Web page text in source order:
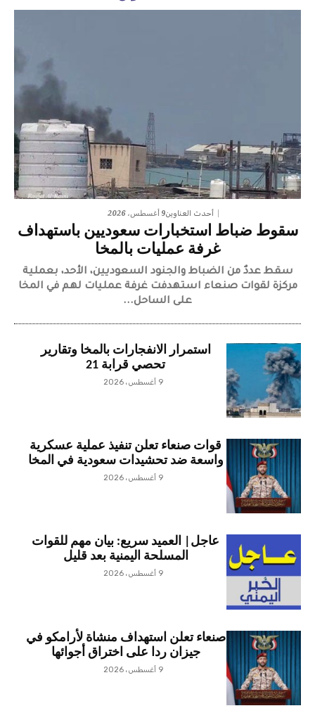
أحدث العناوين9 أغسطس، 2026
سقوط ضباط استخبارات سعوديين باستهداف
غرفة عمليات بالمخا
سقط عددٌ من الضباط والجنود السعوديين، الأحد، بعملية
مركزة لقوات صنعاء استهدفت غرفة عمليات لهم في المخا
على الساحل...
استمرار الانفجارات بالمخا وتقارير
تحصي قرابة 21
9 أغسطس، 2026
قوات صنعاء تعلن تنفيذ عملية عسكرية
واسعة ضد تحشيدات سعودية في المخا
9 أغسطس، 2026
عاجل| العميد سريع: بيان مهم للقوات
المسلحة اليمنية بعد قليل
9 أغسطس، 2026
صنعاء تعلن استهداف منشاة لأرامكو في
جيزان ردا على اختراق أجوائها
9 أغسطس، 2026